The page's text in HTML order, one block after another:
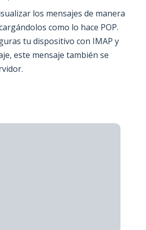
los mensajes de manera
como lo hace POP.
tu dispositivo con IMAP y
este mensaje también se